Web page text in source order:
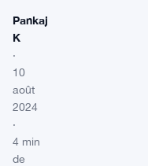
Pankaj
K
·
10
août
2024
·
4 min
de